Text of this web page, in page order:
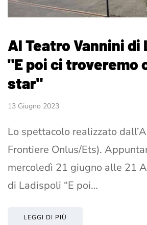
Al Teatro Vannini di
"E poi ci troveremo
star"
13 Giugno 2023
Lo spettacolo realizzato
Frontiere Onlus/Ets).
mercoledì 21 giugno alle 21
di Ladispoli “E poi…
LEGGI DI PIÙ